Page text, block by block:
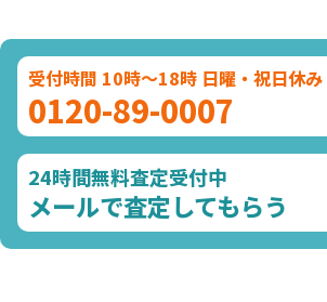
受付時間 10時～18時 日曜・祝日休み
0120-89-0007
24時間無料査定受付中
メールで査定してもらう